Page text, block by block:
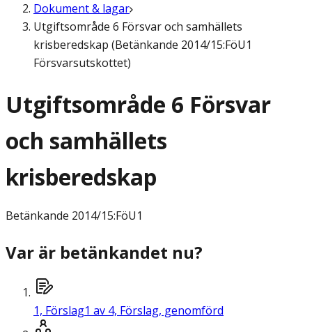
Dokument & lagar
Utgiftsområde 6 Försvar och samhällets
krisberedskap (Betänkande 2014/15:FöU1
Försvarsutskottet)
Utgiftsområde 6 Försvar
och samhällets
krisberedskap
Betänkande 2014/15:FöU1
Var är betänkandet nu?
1, Förslag1 av 4, Förslag, genomförd